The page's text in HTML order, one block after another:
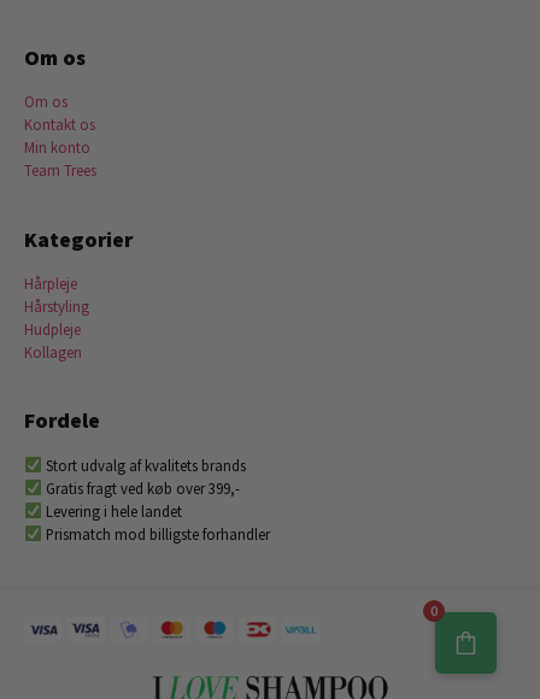
Om os
Om os
Kontakt os
Min konto
Team Trees
Kategorier
Hårpleje
Hårstyling
Hudpleje
Kollagen
Fordele
Stort udvalg af kvalitets brands
Gratis fragt ved køb over 399,-
Levering i hele landet
Prismatch mod billigste forhandler
0